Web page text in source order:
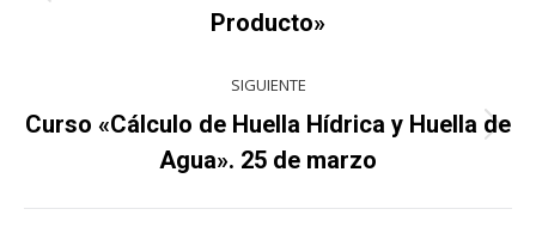
anterior
Producto»
SIGUIENTE
Proyecto
siguiente
Curso «Cálculo de Huella Hídrica y Huella de
Agua». 25 de marzo